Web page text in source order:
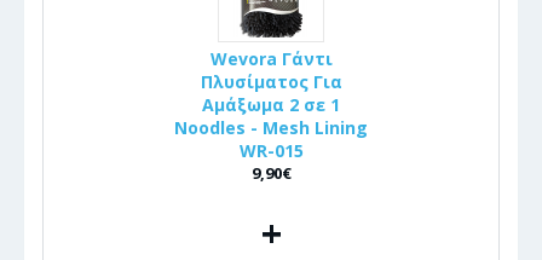
Wevora Γάντι
Πλυσίματος Για
Αμάξωμα 2 σε 1
Noodles - Mesh Lining
WR-015
9,90€
+